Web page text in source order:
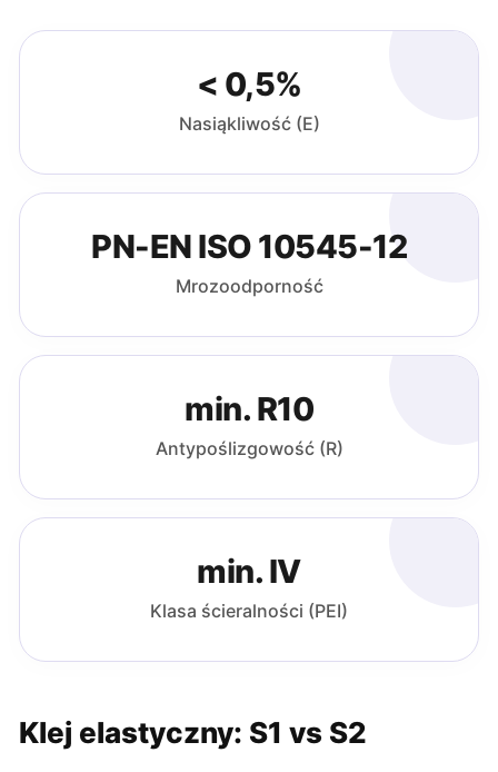
< 0,5%
Nasiąkliwość (E)
PN-EN ISO 10545-12
Mrozoodporność
min. R10
Antypoślizgowość (R)
min. IV
Klasa ścieralności (PEI)
Klej elastyczny: S1 vs S2